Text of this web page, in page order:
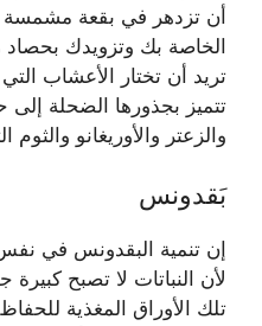
أن تزدهر في بقعة مشمسة
الخاصة بك وتزويدك بحصاد
تريد أن تختار الأعشاب
تتميز بجذورها الضحلة
والزعتر والأوريغانو والثوم
بَقدونس
إن تنمية البقدونس في نفس
لأن النباتات لا تصبح
تلك الأوراق المغذية